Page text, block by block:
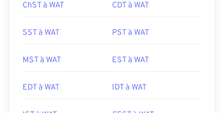
ChST à WAT CDT à WAT
SST à WAT PST à WAT
MST à WAT EST à WAT
EDT à WAT IDT à WAT